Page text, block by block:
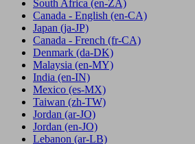
South Africa (en-ZA)
Canada - English (en-CA)
Japan (ja-JP)
Canada - French (fr-CA)
Denmark (da-DK)
Malaysia (en-MY)
India (en-IN)
Mexico (es-MX)
Taiwan (zh-TW)
Jordan (ar-JO)
Jordan (en-JO)
Lebanon (ar-LB)